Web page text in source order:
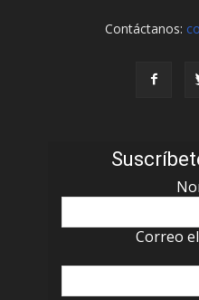
Contáctanos:
Correo